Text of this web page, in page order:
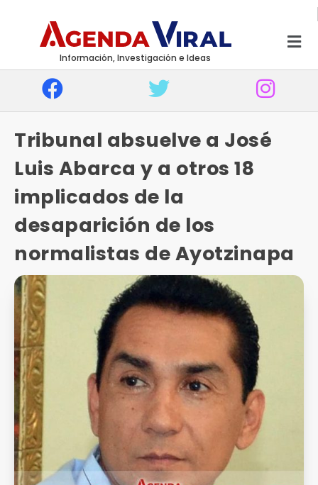
Información, Investigación e Ideas
Tribunal absuelve a José
Luis Abarca y a otros 18
implicados de la
desaparición de los
normalistas de Ayotzinapa